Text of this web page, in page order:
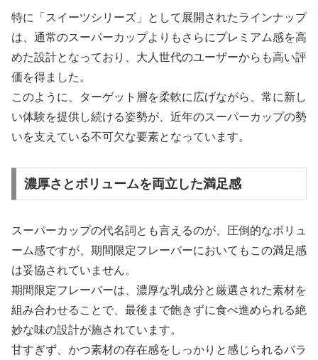
特に「スイーツシリーズ」として展開されたラインナップ
は、通常のスーパーカップよりもさらにプレミアム感を高
めた設計となっており、大人世代のユーザーからも高い評
価を得ました。
このように、ターゲット層を柔軟に広げながら、常に新し
い体験を提供し続ける姿勢が、近年のスーパーカップの勢
いを支えている不可欠な要素となっています。
濃厚さとボリュームを両立した満足感
スーパーカップの代名詞とも言えるのが、圧倒的なボリュ
ーム感ですが、期間限定フレーバーにおいてもこの満足感
は妥協されていません。
期間限定フレーバーは、濃厚な乳成分と厳選された素材を
組み合わせることで、最後まで飽きずに食べ進められる絶
妙な味の設計が施されています。
甘すぎず、かつ素材の存在感をしっかりと感じられるバラ